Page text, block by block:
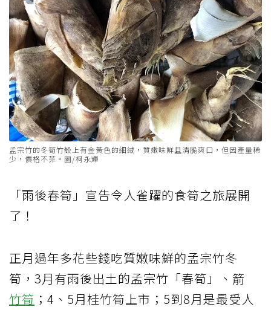
孟宗竹的冬筍竹殼上有金黃色的細絨，質嫩味鮮且清脆爽口，但因產量稀
少，價格不菲。圖/柯永輝
「雨後春筍」宣告令人雀躍的食筍之旅展開
了！
正月過年多花些錢吃質嫩味鮮的孟宗竹冬
筍，3月有雨後出土的孟宗竹「春筍」、箭
竹筍 ；4、5月桂竹筍上市；5到8月是最受人